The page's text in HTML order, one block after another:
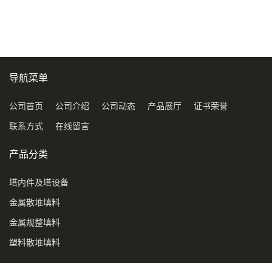
导航菜单
公司首页 公司介绍 公司动态 产品展厅 证书荣誉
联系方式 在线留言
产品分类
塔内件及塔设备
金属散堆填料
金属规整填料
塑料散堆填料